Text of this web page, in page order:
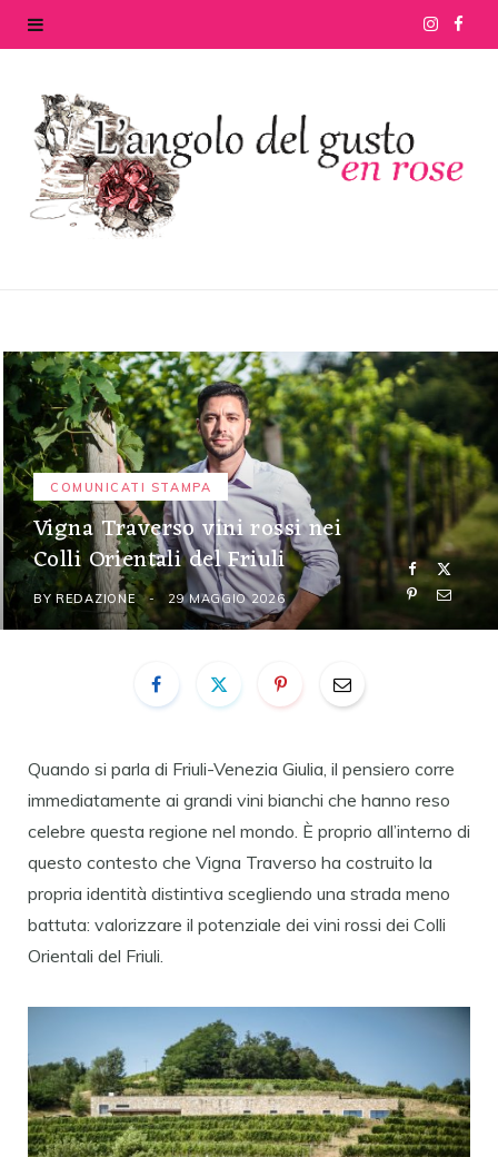
I
t e
COMUNICATI STAMPA
Vigna Traverso vini rossi nei
Colli Orientali del Friuli
BY REDAZIONE 29 MAGGIO 2026
Quando si parla di Friuli-Venezia Giulia, il pensiero corre
immediatamente ai grandi vini bianchi che hanno reso
celebre questa regione nel mondo. È proprio all’interno di
questo contesto che Vigna Traverso ha costruito la
propria identità distintiva scegliendo una strada meno
battuta: valorizzare il potenziale dei vini rossi dei Colli
Orientali del Friuli.